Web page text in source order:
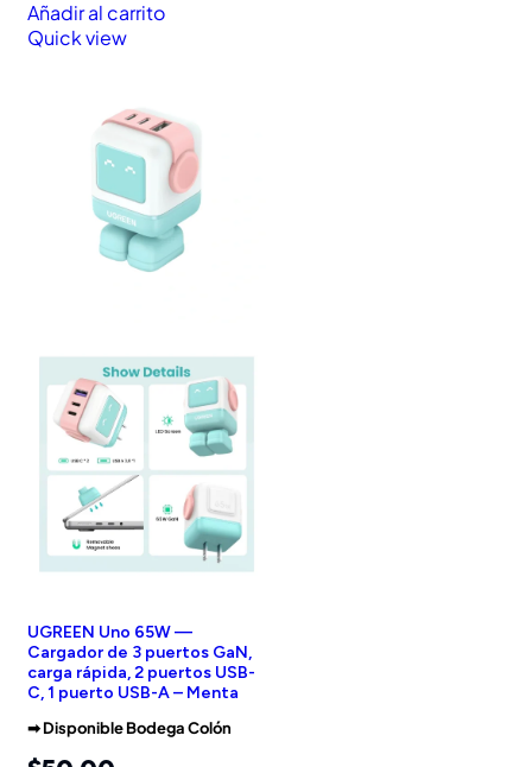
Añadir al carrito
Quick view
UGREEN Uno 65W —
Cargador de 3 puertos GaN,
carga rápida, 2 puertos USB-
C, 1 puerto USB-A – Menta
➡︎ Disponible Bodega Colón